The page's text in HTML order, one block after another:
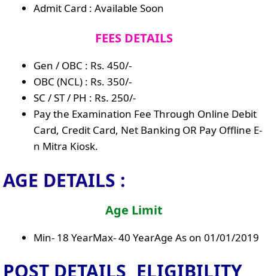
Admit Card : Available Soon
FEES DETAILS
Gen / OBC : Rs. 450/-
OBC (NCL) : Rs. 350/-
SC / ST / PH : Rs. 250/-
Pay the Examination Fee Through Online Debit
Card, Credit Card, Net Banking OR Pay Offline E-
n Mitra Kiosk.
AGE DETAILS :
Age Limit
Min- 18 YearMax- 40 YearAge As on 01/01/2019